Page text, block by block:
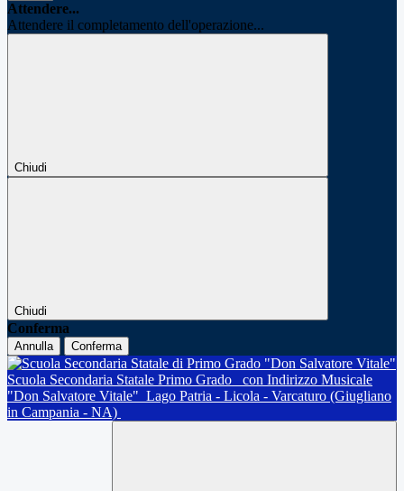
Attendere...
Attendere il completamento dell'operazione...
Chiudi
Chiudi
Conferma
Annulla Conferma
Scuola Secondaria Statale Primo Grado
con Indirizzo Musicale
"Don Salvatore Vitale" Lago Patria - Licola - Varcaturo (Giugliano
in Campania - NA)